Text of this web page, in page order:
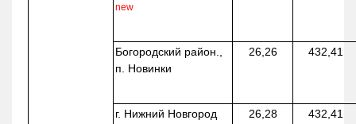
new
Богородский район.,
п. Новинки
26,26 432,41
г. Нижний Новгород 26,28 432,41